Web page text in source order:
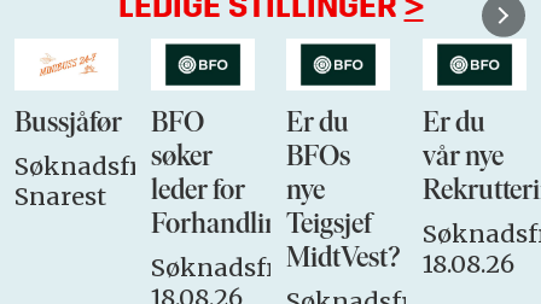
LEDIGE STILLINGER >
Bussjåfør
Søknadsfrist:
Snarest
BFO
søker
leder for
Forhandlingsutvalget
Søknadsfrist:
18.08.26
Er du
BFOs
nye
Teigsjef
MidtVest?
Er du
vår nye
18.08.26